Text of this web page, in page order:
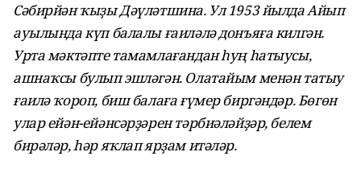
Сәбирйән ҡыҙы Дәүләтшина. Ул 1953 йылда Айып
ауылында күп балалы ғаиләлә донъяға килгән.
Урта мәктәпте тамамлағандан һуң һатыусы,
ашнаҡсы булып эшләгән. Олатайым менән татыу
ғаилә ҡороп, биш балаға ғүмер биргәндәр. Бөгөн
улар ейән-ейәнсәрҙәрен тәрбиәләйҙәр, белем
бирәләр, һәр яҡлап ярҙам итәләр.